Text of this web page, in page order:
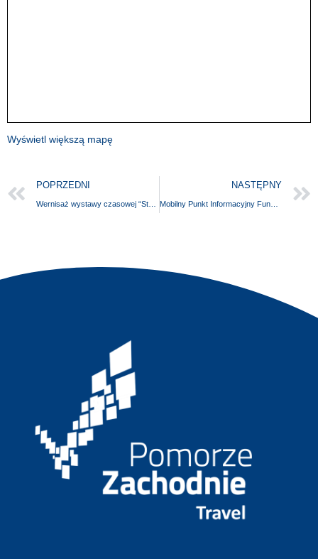
Wyświetl większą mapę
POPRZEDNI NASTĘPNY
Mobilny Punkt Informacyjny Funduszy Europejskich w Koszalinie